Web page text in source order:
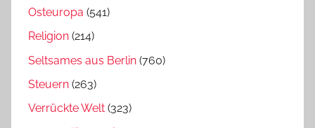
Osteuropa (541)
Religion (214)
Seltsames aus Berlin (760)
Steuern (263)
Verrückte Welt (323)